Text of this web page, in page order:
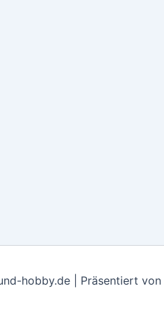
hobby.de | Präsentiert von